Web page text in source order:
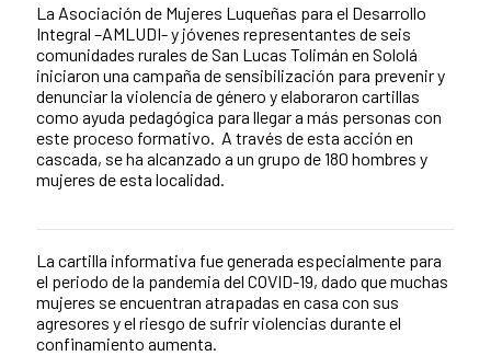
La Asociación de Mujeres Luqueñas para el Desarrollo
Integral –AMLUDI- y jóvenes representantes de seis
comunidades rurales de San Lucas Tolimán en Sololá
iniciaron una campaña de sensibilización para prevenir y
denunciar la violencia de género y elaboraron cartillas
como ayuda pedagógica para llegar a más personas con
este proceso formativo. A través de esta acción en
cascada, se ha alcanzado a un grupo de 180 hombres y
mujeres de esta localidad.
News content
La cartilla informativa fue generada especialmente para
el periodo de la pandemia del COVID-19, dado que muchas
mujeres se encuentran atrapadas en casa con sus
agresores y el riesgo de sufrir violencias durante el
confinamiento aumenta.